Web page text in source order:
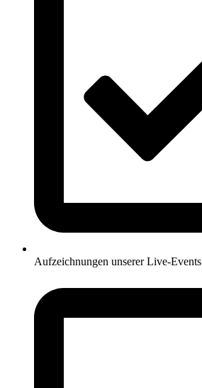
Aufzeichnungen unserer Live-Events